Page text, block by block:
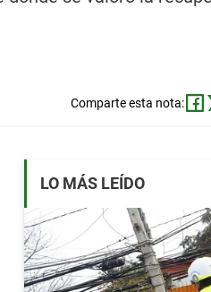
Comparte esta nota:
LO MÁS LEÍDO